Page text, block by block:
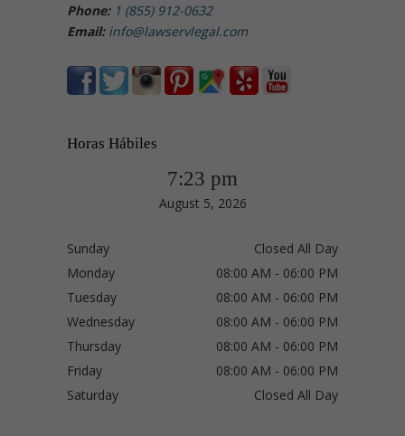
Phone: 1 (855) 912-0632
Email: info@lawservlegal.com
Horas Hábiles
7:23 pm
August 5, 2026
Sunday
Closed All Day
Monday
08:00 AM - 06:00 PM
Tuesday
08:00 AM - 06:00 PM
Wednesday
08:00 AM - 06:00 PM
Thursday
08:00 AM - 06:00 PM
Friday
08:00 AM - 06:00 PM
Saturday
Closed All Day